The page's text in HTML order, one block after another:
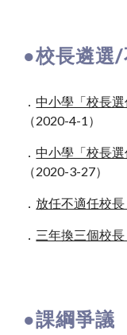
●校長遴選
．中小學「校長選
（2020-4-1）
．中小學「校長
（2020-3-27）
． 放任不適任校
． 三年換三個校
●課綱爭議